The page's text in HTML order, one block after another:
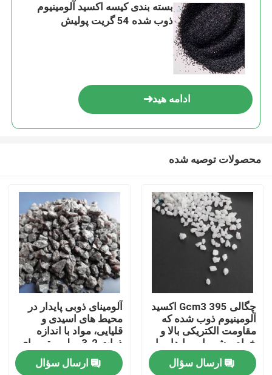
خونه
محصولات
بسته بندی کیسه اکسید آلومینیوم
ذوب شده 54 گریت پولیش
ادامه هید
محصولات توصیه شده
چگالی 395 Gcm3 اکسید
آلومینیوم ذوب شده که
مقاومت الکتریکی بالا و
خواص شیمیایی پایدار را
در محیط های اسیدی و
قلیایی فراهم می کند
ارسال سؤال
آلومینای ذوبی پایدار در
محیط های اسیدی و
قلیایی، مواد با اندازه
ذرات 2-3 میلی متر برای
مصارف سرامیک و
متالورژیارسال سؤال